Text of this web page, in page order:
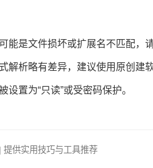
可能是文件损坏或扩展名不匹配，
解析略有差异，建议使用原创建
设置为“只读”或受密码保护。
供实用技巧与工具推荐